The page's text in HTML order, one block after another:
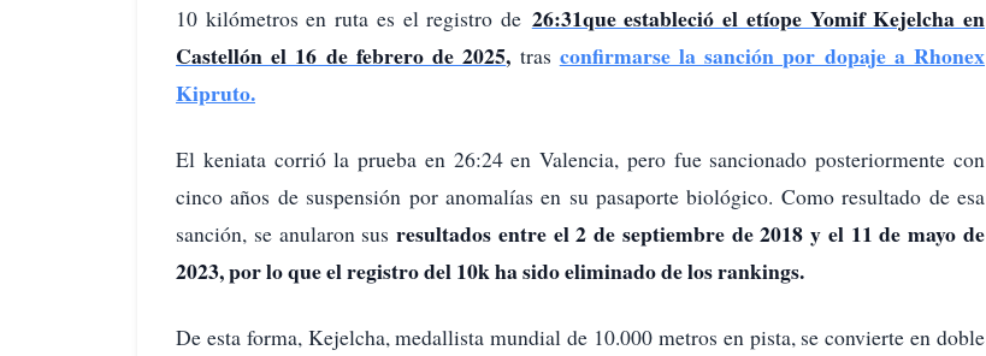
10 kilómetros en ruta es el registro de 26:31que estableció el etíope Yomif Kejelcha en
Castellón el 16 de febrero de 2025, tras confirmarse la sanción por dopaje a Rhonex
Kipruto.
El keniata corrió la prueba en 26:24 en Valencia, pero fue sancionado posteriormente con
cinco años de suspensión por anomalías en su pasaporte biológico. Como resultado de esa
sanción, se anularon susresultados entre el 2 de septiembre de 2018 y el 11 de mayo de
2023, por lo que el registro del 10k ha sido eliminado de los rankings.
De esta forma, Kejelcha, medallista mundial de 10.000 metros en pista, se convierte en doble